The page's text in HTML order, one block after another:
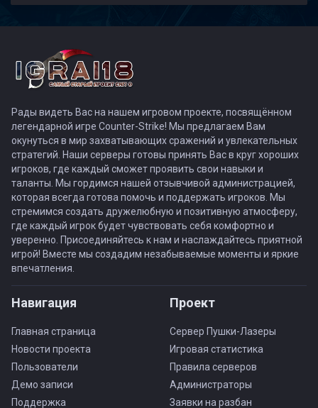
Рады видеть Вас на нашем игровом проекте, посвящённом
легендарной игре Counter-Strike! Мы предлагаем Вам
окунуться в мир захватывающих сражений и увлекательных
стратегий. Наши серверы готовы принять Вас в круг хороших
игроков, где каждый сможет проявить свои навыки и
таланты. Мы гордимся нашей отзывчивой администрацией,
которая всегда готова помочь и поддержать игроков. Мы
стремимся создать дружелюбную и позитивную атмосферу,
где каждый игрок будет чувствовать себя комфортно и
уверенно. Присоединяйтесь к нам и наслаждайтесь приятной
игрой! Вместе мы создадим незабываемые моменты и яркие
впечатления.
Навигация
Главная страница
Новости проекта
Пользователи
Демо записи
Поддержка
Проект
Сервер Пушки-Лазеры
Игровая статистика
Правила серверов
Администраторы
Заявки на разбан